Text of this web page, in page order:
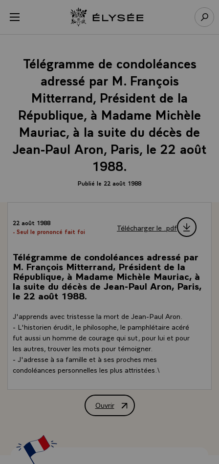
menu Retour à l’accueil Élysée
Télégramme de condoléances
adressé par M. François
Mitterrand, Président de la
République, à Madame Michèle
Mauriac, à la suite du décès de
Jean-Paul Aron, Paris, le 22 août
1988.
Publié le 22 août 1988
22 août 1988
- Seul le prononcé fait foi
Télécharger le .pdf
Télégramme de condoléances adressé par
M. François Mitterrand, Président de la
République, à Madame Michèle Mauriac, à
la suite du décès de Jean-Paul Aron, Paris,
le 22 août 1988.
J'apprends avec tristesse la mort de Jean-Paul Aron.
- L'historien érudit, le philosophe, le pamphlétaire acéré
fut aussi un homme de courage qui sut, pour lui et pour
les autres, trouver les mots pour témoigner.
- J'adresse à sa famille et à ses proches mes
condoléances personnelles les plus attristées.\
Ouvrir
Télégramme de condoléances
Panneau de gestion des cookies